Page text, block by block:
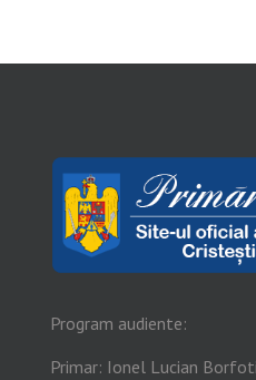
Program audiente:
Primar: Ionel Lucian